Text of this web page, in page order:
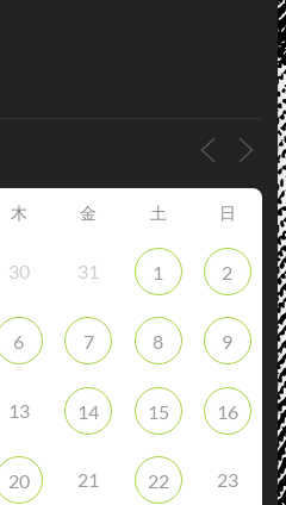
木 金 土 日
30 31 1 2
6 7 8 9
13 14 15 16
20 21 22 23